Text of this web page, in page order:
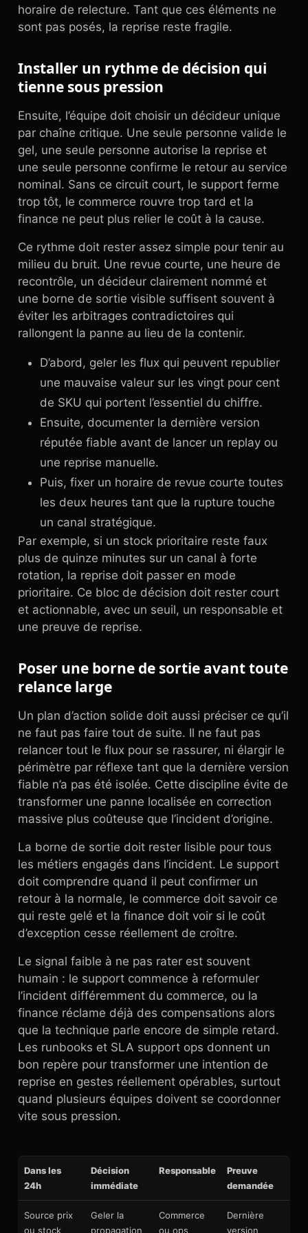
horaire de relecture. Tant que ces éléments ne
sont pas posés, la reprise reste fragile.
Installer un rythme de décision qui
tienne sous pression
Ensuite, l’équipe doit choisir un décideur unique
par chaîne critique. Une seule personne valide le
gel, une seule personne autorise la reprise et
une seule personne confirme le retour au service
nominal. Sans ce circuit court, le support ferme
trop tôt, le commerce rouvre trop tard et la
finance ne peut plus relier le coût à la cause.
Ce rythme doit rester assez simple pour tenir au
milieu du bruit. Une revue courte, une heure de
recontrôle, un décideur clairement nommé et
une borne de sortie visible suffisent souvent à
éviter les arbitrages contradictoires qui
rallongent la panne au lieu de la contenir.
D’abord, geler les flux qui peuvent republier
une mauvaise valeur sur les vingt pour cent
de SKU qui portent l’essentiel du chiffre.
Ensuite, documenter la dernière version
réputée fiable avant de lancer un replay ou
une reprise manuelle.
Puis, fixer un horaire de revue courte toutes
les deux heures tant que la rupture touche
un canal stratégique.
Par exemple, si un stock prioritaire reste faux
plus de quinze minutes sur un canal à forte
rotation, la reprise doit passer en mode
prioritaire. Ce bloc de décision doit rester court
et actionnable, avec un seuil, un responsable et
une preuve de reprise.
Poser une borne de sortie avant toute
relance large
Un plan d’action solide doit aussi préciser ce qu’il
ne faut pas faire tout de suite. Il ne faut pas
relancer tout le flux pour se rassurer, ni élargir le
périmètre par réflexe tant que la dernière version
fiable n’a pas été isolée. Cette discipline évite de
transformer une panne localisée en correction
massive plus coûteuse que l’incident d’origine.
La borne de sortie doit rester lisible pour tous
les métiers engagés dans l’incident. Le support
doit comprendre quand il peut confirmer un
retour à la normale, le commerce doit savoir ce
qui reste gelé et la finance doit voir si le coût
d’exception cesse réellement de croître.
Le signal faible à ne pas rater est souvent
humain : le support commence à reformuler
l’incident différemment du commerce, ou la
finance réclame déjà des compensations alors
que la technique parle encore de simple retard.
Les runbooks et SLA support ops donnent un
bon repère pour transformer une intention de
reprise en gestes réellement opérables, surtout
quand plusieurs équipes doivent se coordonner
vite sous pression.
Dans les
24h
Décision
immédiate
Responsable
Preuve
demandée
Source prix
ou stock
Geler la
propagation
Commerce
ou ops
Dernière
version